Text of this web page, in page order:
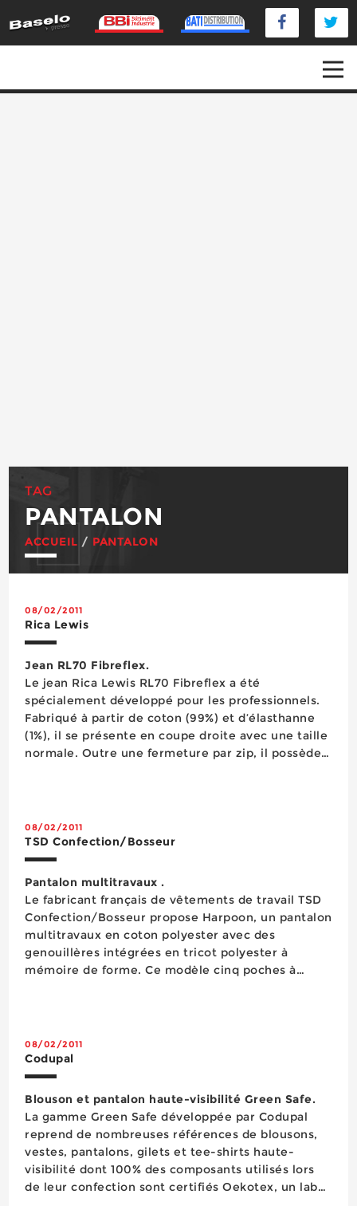
TAG
PANTALON
ACCUEIL / PANTALON
08/02/2011
Rica Lewis
Jean RL70 Fibreflex.
Le jean Rica Lewis RL70 Fibreflex a été
spécialement développé pour les professionnels.
Fabriqué à partir de coton (99%) et d’élasthanne
(1%), il se présente en coupe droite avec une taille
normale. Outre une fermeture par zip, il possède
08/02/2011
TSD Confection/Bosseur
Pantalon multitravaux .
Le fabricant français de vêtements de travail TSD
Confection/Bosseur propose Harpoon, un pantalon
multitravaux en coton polyester avec des
genouillères intégrées en tricot polyester à
mémoire de forme. Ce modèle cinq poches à
08/02/2011
Codupal
Blouson et pantalon haute-visibilité Green Safe.
La gamme Green Safe développée par Codupal
reprend de nombreuses références de blousons,
vestes, pantalons, gilets et tee-shirts haute-
visibilité dont 100% des composants utilisés lors
de leur confection sont certifiés Oekotex, un label